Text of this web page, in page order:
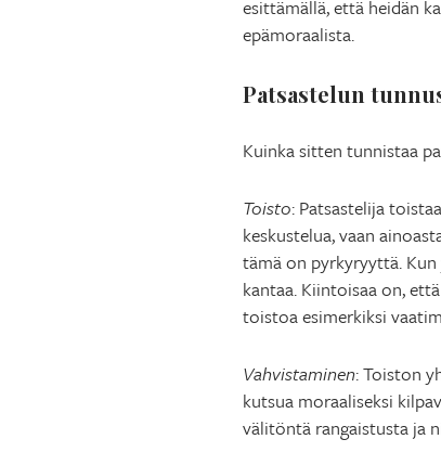
esittämällä, että heidän
epämoraalista.
Patsastelun
Kuinka sitten tunnistaa
Toisto: Patsastelija
keskustelua, vaan
tämä on pyrkyryyttä.
kantaa. Kiintoisaa on,
toistoa esimerkiksi
Vahvistaminen: Toiston
kutsua moraaliseksi
välitöntä rangaistusta ja